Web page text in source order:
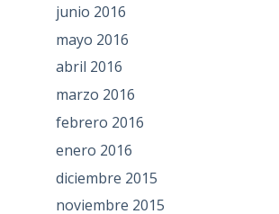
junio 2016
mayo 2016
abril 2016
marzo 2016
febrero 2016
enero 2016
diciembre 2015
noviembre 2015